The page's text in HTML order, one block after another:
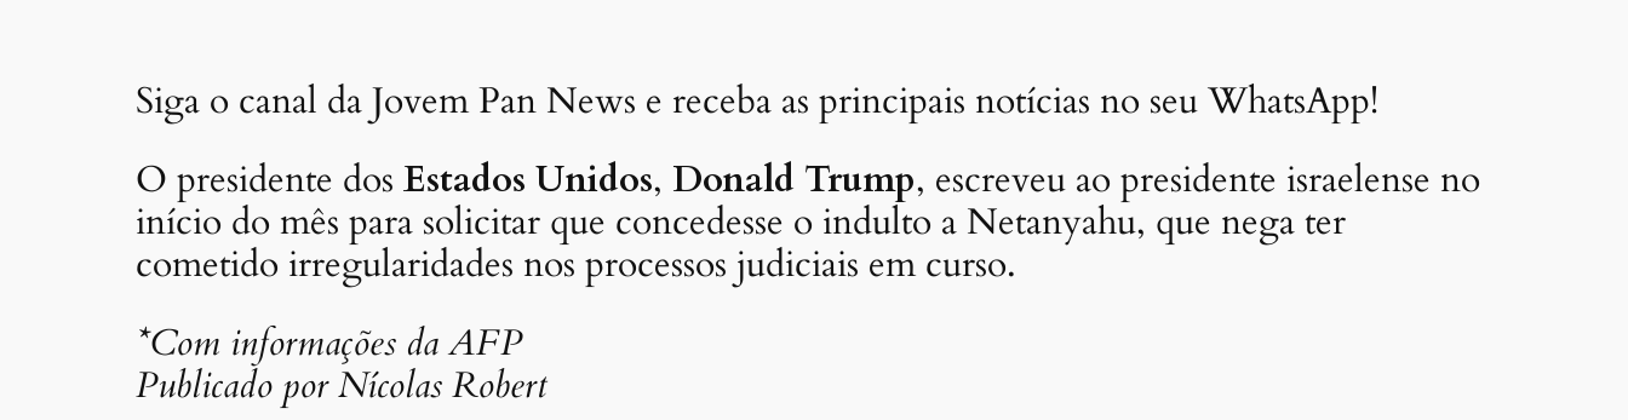
Siga o canal da Jovem Pan News e receba as principais notícias no seu WhatsApp!
O presidente dos Estados Unidos, Donald Trump, escreveu ao presidente israelense no
início do mês para solicitar que concedesse o indulto a Netanyahu, que nega ter
cometido irregularidades nos processos judiciais em curso.
*Com informações da AFP
Publicado por Nícolas Robert